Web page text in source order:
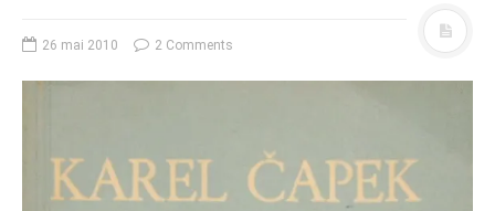
O poveste in care sexul se
26 mai 2010 2 Comments